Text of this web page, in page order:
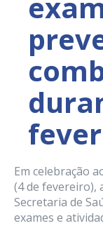
Em celebração
(4 de fevereiro),
Secretaria de
exames e